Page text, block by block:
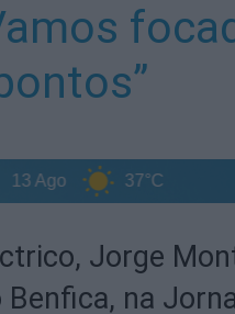
37°C 14
Jorge
na